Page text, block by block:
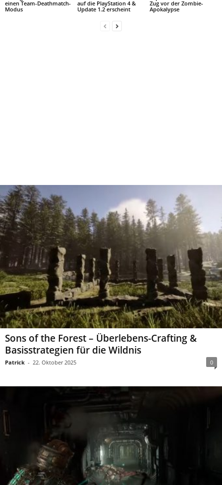
einen Team-Deathmatch-
Modus
auf die PlayStation 4 &
Update 1.2 erscheint
Zug vor der Zombie-
Apokalypse
Sons of the Forest – Überlebens-Crafting &
Basisstrategien für die Wildnis
Patrick - 22. Oktober 2025 0